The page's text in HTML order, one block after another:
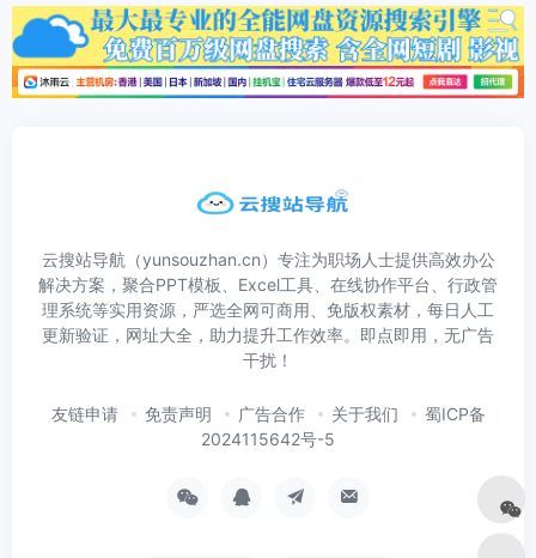
云搜站导航（yunsouzhan.cn）专注为职场人士提供高效办公
解决方案，聚合PPT模板、Excel工具、在线协作平台、行政管
理系统等实用资源，严选全网可商用、免版权素材，每日人工
更新验证，网址大全，助力提升工作效率。即点即用，无广告
干扰！
友链申请 免责声明 广告合作 关于我们
蜀ICP备
2024115642号-5